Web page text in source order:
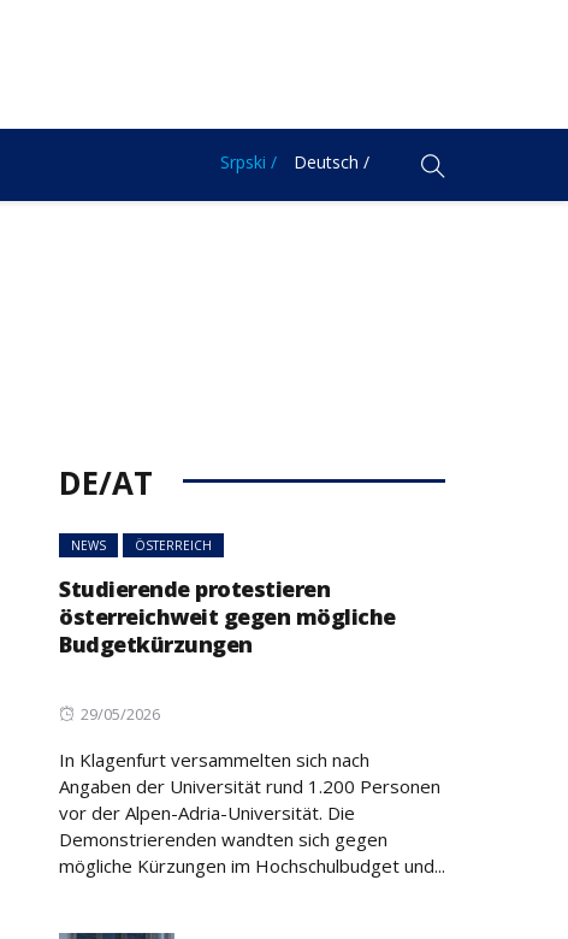
Srpski / Deutsch /
DE/AT
NEWS ÖSTERREICH
Studierende protestieren
österreichweit gegen mögliche
Budgetkürzungen
Posted
29/05/2026
In Klagenfurt versammelten sich nach
Angaben der Universität rund 1.200 Personen
vor der Alpen-Adria-Universität. Die
Demonstrierenden wandten sich gegen
mögliche Kürzungen im Hochschulbudget und...